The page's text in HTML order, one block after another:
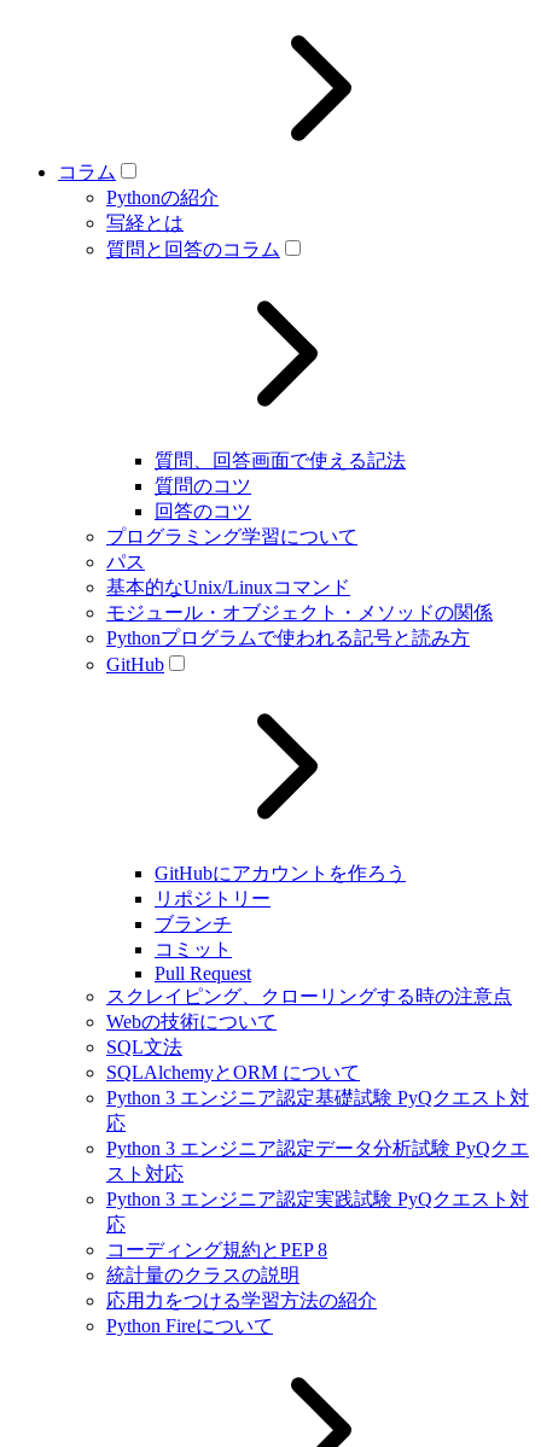
コラム
Pythonの紹介
写経とは
質問と回答のコラム
質問、回答画面で使える記法
質問のコツ
回答のコツ
プログラミング学習について
パス
基本的なUnix/Linuxコマンド
モジュール・オブジェクト・メソッドの関係
Pythonプログラムで使われる記号と読み方
GitHub
GitHubにアカウントを作ろう
リポジトリー
ブランチ
コミット
Pull Request
スクレイピング、クローリングする時の注意点
Webの技術について
SQL文法
SQLAlchemyとORM について
Python 3 エンジニア認定基礎試験 PyQクエスト対
応
Python 3 エンジニア認定データ分析試験 PyQクエ
スト対応
Python 3 エンジニア認定実践試験 PyQクエスト対
応
コーディング規約とPEP 8
統計量のクラスの説明
応用力をつける学習方法の紹介
Python Fireについて